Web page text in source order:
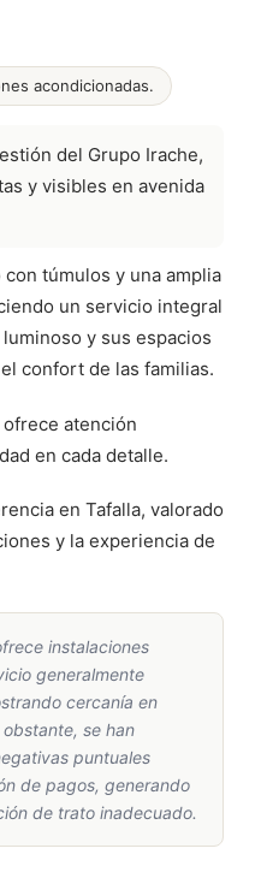
acondicionadas.
del Grupo Irache,
y visibles en avenida
túmulos y una amplia
un servicio integral
y sus espacios
confort de las familias.
atención
en cada detalle.
en Tafalla, valorado
y la experiencia de
instalaciones
generalmente
cercanía en
se han
puntuales
de pagos, generando
de trato inadecuado.